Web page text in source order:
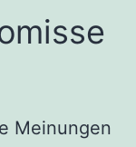
Meinungen